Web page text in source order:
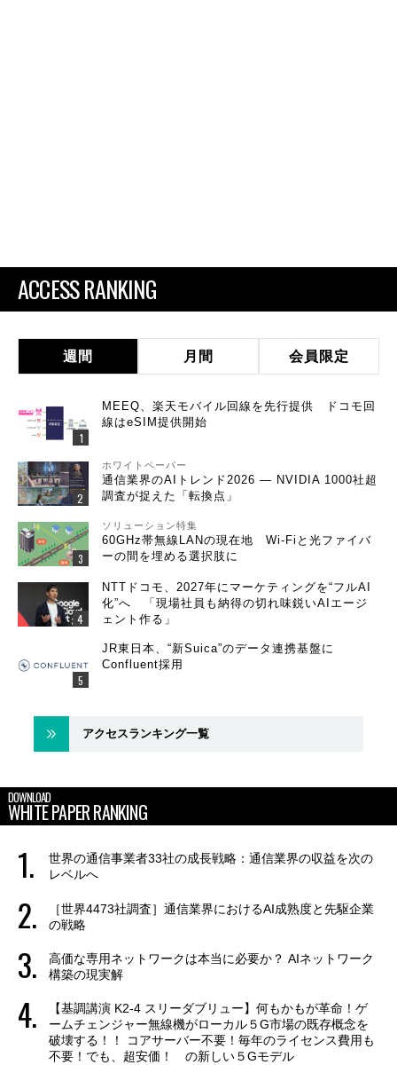
ACCESS RANKING
週間 月間 会員限定
MEEQ、楽天モバイル回線を先行提供 ドコモ回
線はeSIM提供開始
ホワイトペーパー
通信業界のAIトレンド2026 ― NVIDIA 1000社超
調査が捉えた「転換点」
ソリューション特集
60GHz帯無線LANの現在地 Wi-Fiと光ファイバ
ーの間を埋める選択肢に
NTTドコモ、2027年にマーケティングを“フルAI
化”へ 「現場社員も納得の切れ味鋭いAIエージ
ェント作る」
JR東日本、“新Suica”のデータ連携基盤に
Confluent採用
アクセスランキング一覧
DOWNLOAD
WHITE PAPER RANKING
世界の通信事業者33社の成長戦略：通信業界の収益を次の
レベルへ
［世界4473社調査］通信業界におけるAI成熟度と先駆企業
の戦略
高価な専用ネットワークは本当に必要か？ AIネットワーク
構築の現実解
【基調講演 K2-4 スリーダブリュー】何もかもが革命！ゲ
ームチェンジャー無線機がローカル５G市場の既存概念を
破壊する！！ コアサーバー不要！毎年のライセンス費用も
不要！でも、超安価！ の新しい５Gモデル